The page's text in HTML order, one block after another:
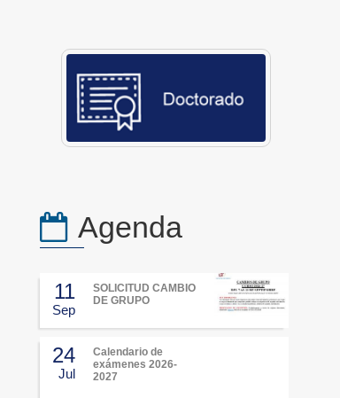
Agenda
11
Sep
SOLICITUD CAMBIO
DE GRUPO
24
Jul
Calendario de
exámenes 2026-
2027